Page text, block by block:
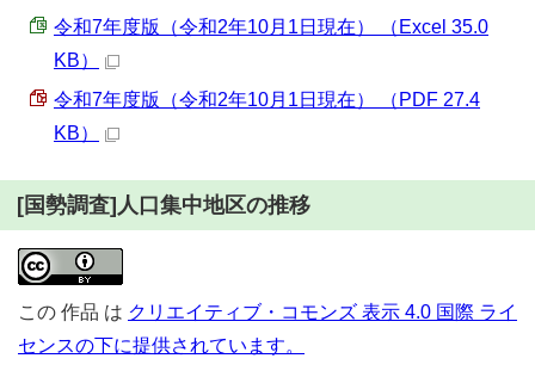
令和7年度版（令和2年10月1日現在） （Excel 35.0
KB）
令和7年度版（令和2年10月1日現在） （PDF 27.4
KB）
[国勢調査]人口集中地区の推移
この 作品 は クリエイティブ・コモンズ 表示 4.0 国際 ライ
センスの下に提供されています。